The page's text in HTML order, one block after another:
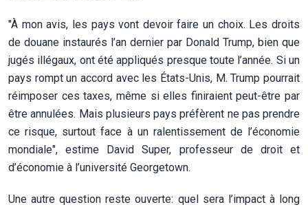
"À mon avis, les pays vont devoir faire un choix. Les droits
de douane instaurés l’an dernier par Donald Trump, bien que
jugés illégaux, ont été appliqués presque toute l’année. Si un
pays rompt un accord avec les États-Unis, M.Trump pourrait
réimposer ces taxes, même si elles finiraient peut-être par
être annulées. Mais plusieurs pays préfèrent ne pas prendre
ce risque, surtout face à un ralentissement de l’économie
mondiale", estime David Super, professeur de droit et
d’économie à l’université Georgetown.
Une autre question reste ouverte: quel sera l’impact à long